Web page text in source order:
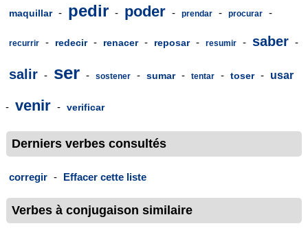
maquillar - pedir - poder - prendar - procurar -
recurrir - redecir - renacer - reposar - resumir - saber -
salir - ser - sostener - sumar - tentar - toser - usar
- venir - verificar
Derniers verbes consultés
corregir - Effacer cette liste
Verbes à conjugaison similaire